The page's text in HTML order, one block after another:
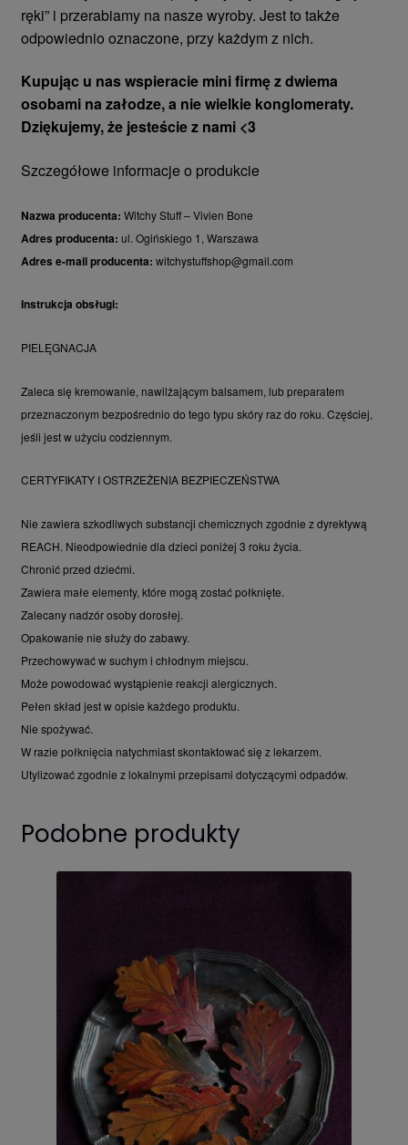
ręki” i przerabiamy na nasze wyroby. Jest to także
odpowiednio oznaczone, przy każdym z nich.
Kupując u nas wspieracie mini firmę z dwiema
osobami na załodze, a nie wielkie konglomeraty.
Dziękujemy, że jesteście z nami <3
Szczegółowe informacje o produkcie
Nazwa producenta: Witchy Stuff – Vivien Bone
Adres producenta: ul. Ogińskiego 1, Warszawa
Adres e-mail producenta: witchystuffshop@gmail.com
Instrukcja obsługi:
PIELĘGNACJA
Zaleca się kremowanie, nawilżającym balsamem, lub preparatem
przeznaczonym bezpośrednio do tego typu skóry raz do roku. Częściej,
jeśli jest w użyciu codziennym.
CERTYFIKATY I OSTRZEŻENIA BEZPIECZEŃSTWA
Nie zawiera szkodliwych substancji chemicznych zgodnie z dyrektywą
REACH. Nieodpowiednie dla dzieci poniżej 3 roku życia.
Chronić przed dziećmi.
Zawiera małe elementy, które mogą zostać połknięte.
Zalecany nadzór osoby dorosłej.
Opakowanie nie służy do zabawy.
Przechowywać w suchym i chłodnym miejscu.
Może powodować wystąpienie reakcji alergicznych.
Pełen skład jest w opisie każdego produktu.
Nie spożywać.
W razie połknięcia natychmiast skontaktować się z lekarzem.
Utylizować zgodnie z lokalnymi przepisami dotyczącymi odpadów.
Podobne produkty